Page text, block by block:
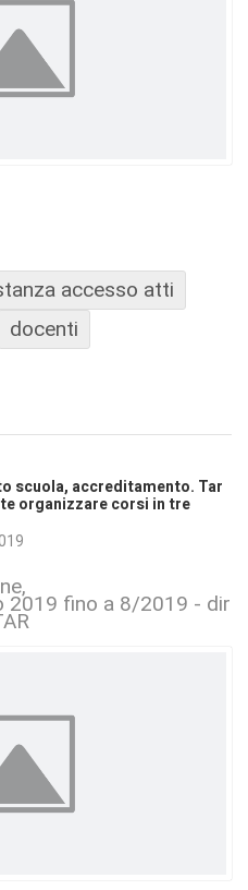
accesso atti
docenti
scuola, accreditamento. Tar
organizzare corsi in tre
2019 fino a 8/2019 -